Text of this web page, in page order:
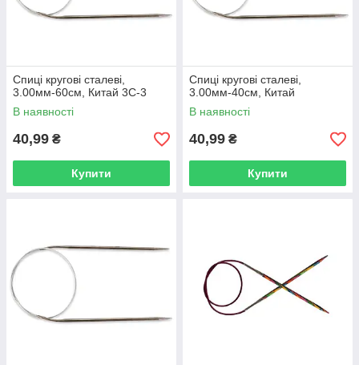
Спиці кругові сталеві,
3.00мм-60см, Китай 3C-3
В наявності
40,99 ₴
Купити
Спиці кругові сталеві,
3.00мм-40см, Китай
В наявності
40,99 ₴
Купити